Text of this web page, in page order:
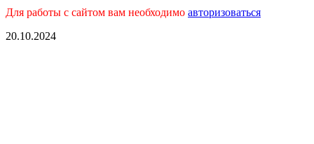
Для работы с сайтом вам необходимо авторизоваться
20.10.2024